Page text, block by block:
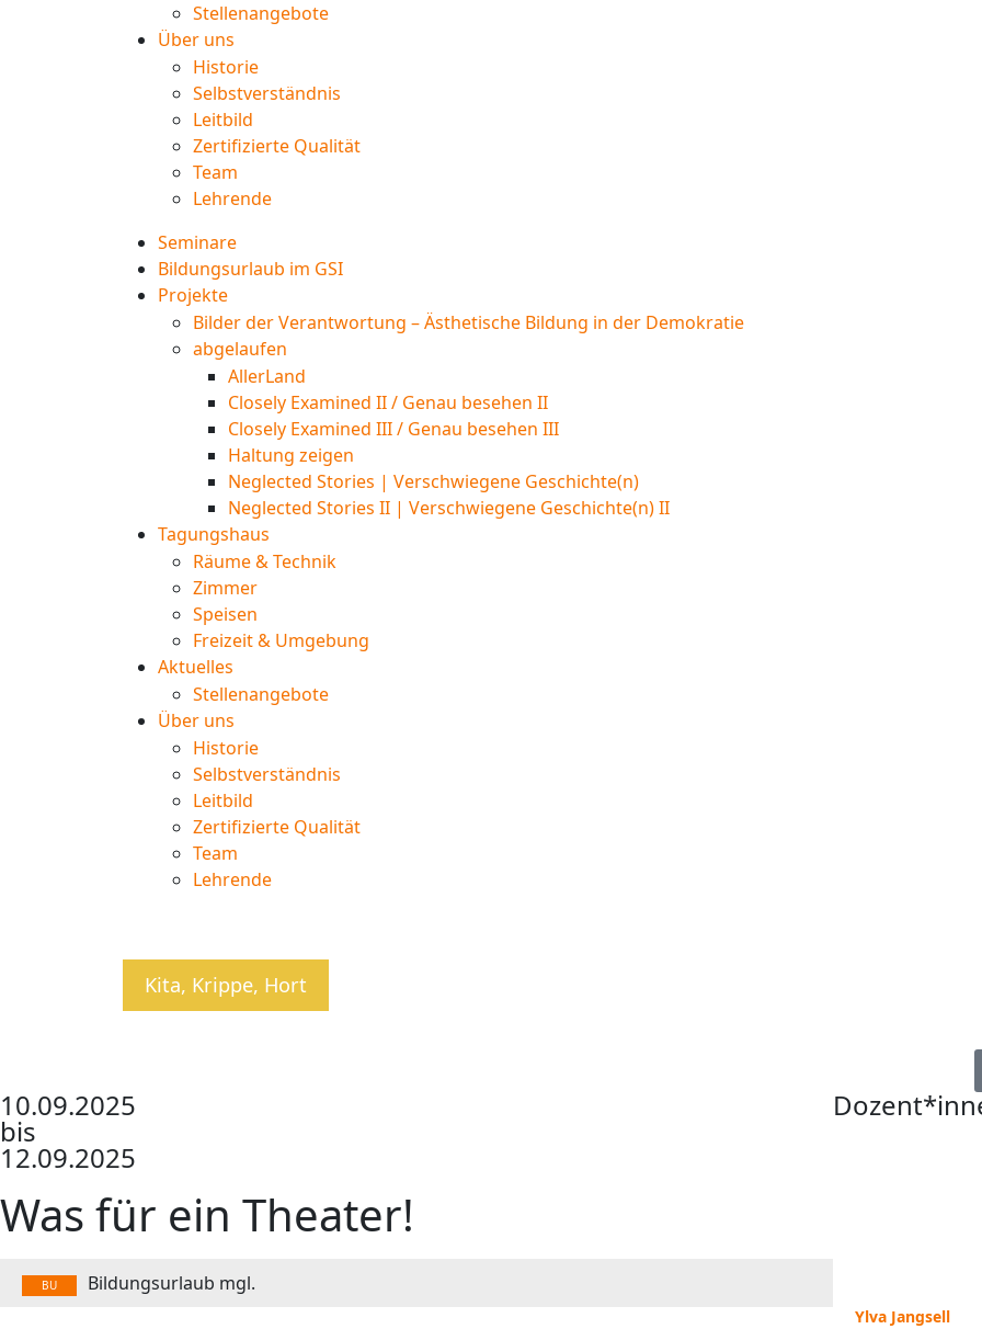
Stellenangebote
Über uns
Historie
Selbstverständnis
Leitbild
Zertifizierte Qualität
Team
Lehrende
Seminare
Bildungsurlaub im GSI
Projekte
Bilder der Verantwortung – Ästhetische Bildung in der Demokratie
abgelaufen
AllerLand
Closely Examined II / Genau besehen II
Closely Examined III / Genau besehen III
Haltung zeigen
Neglected Stories | Verschwiegene Geschichte(n)
Neglected Stories II | Verschwiegene Geschichte(n) II
Tagungshaus
Räume & Technik
Zimmer
Speisen
Freizeit & Umgebung
Aktuelles
Stellenangebote
Über uns
Historie
Selbstverständnis
Leitbild
Zertifizierte Qualität
Team
Lehrende
Kita, Krippe, Hort
10.09.2025
bis
12.09.2025
Was für ein Theater!
BU Bildungsurlaub mgl.
Ylva Jangsell